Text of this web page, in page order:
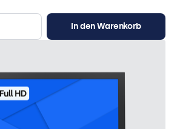
In den Warenkorb